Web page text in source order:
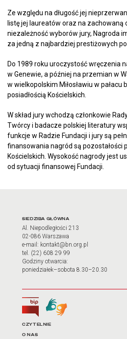
Ze względu na długość jej
listę jej laureatów oraz na zachowaną
niezależność wyborów jury, Nagroda
za jedną z najbardziej prestiżowych
Do 1989 roku uroczystość wręczenia
w Genewie, a później na przemian w
w wielkopolskim Miłosławiu w pałacu
posiadłością Kościelskich.
W skład jury wchodzą członkowie
Twórcy i badacze polskiej literatury
funkcje w Radzie Fundacji i jury są
finansowania nagród są pozostałości
Kościelskich. Wysokość nagrody jest
od sytuacji finansowej Fundacji.
Adres oraz
SIEDZIBA GŁÓWNA
Al. Niepodległości 213
02-086 Warszawa
e-mail: kontakt@bn.org.pl
tel. (22) 608 29 99
Godziny otwarcia:
poniedziałek–sobota 8.30–20.30
Biuletyn Informacji Publicznej
Tłumacz języka migowego
Linki do
CZYTELNIE
O NAS